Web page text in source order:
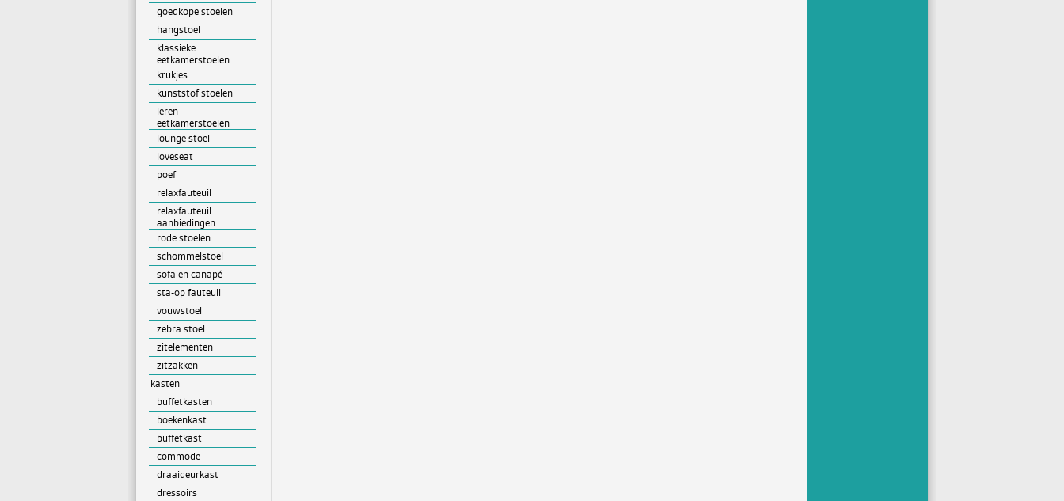
goedkope stoelen
hangstoel
klassieke
eetkamerstoelen
krukjes
kunststof stoelen
leren
eetkamerstoelen
lounge stoel
loveseat
poef
relaxfauteuil
relaxfauteuil
aanbiedingen
rode stoelen
schommelstoel
sofa en canapé
sta-op fauteuil
vouwstoel
zebra stoel
zitelementen
zitzakken
kasten
buffetkasten
boekenkast
buffetkast
commode
draaideurkast
dressoirs